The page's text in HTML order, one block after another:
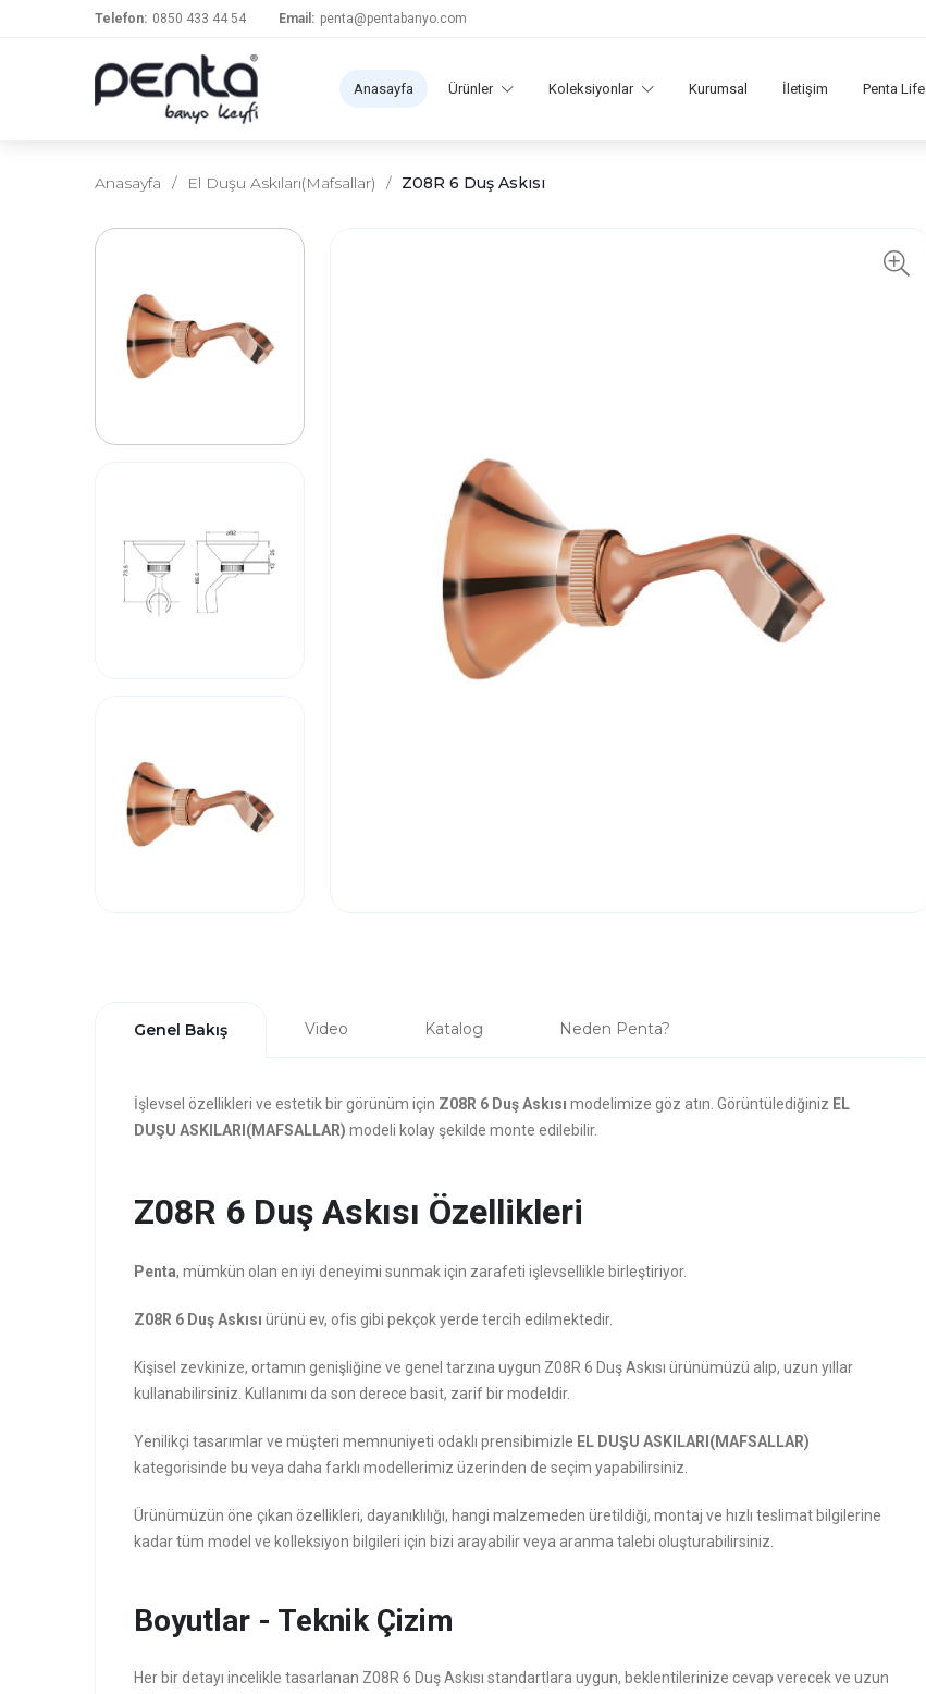
Telefon: 0850 433 44 54 Email: penta@pentabanyo.com
Anasayfa Ürünler Koleksiyonlar Kurumsal İletişim Penta Life
Anasayfa / El Duşu Askıları(Mafsallar) / Z08R 6 Duş Askısı
Genel Bakış Video Katalog Neden Penta?
İşlevsel özellikleri ve estetik bir görünüm için Z08R 6 Duş Askısı modelimize göz atın. Görüntülediğiniz EL
DUŞU ASKILARI(MAFSALLAR) modeli kolay şekilde monte edilebilir.
Z08R 6 Duş Askısı Özellikleri
Penta, mümkün olan en iyi deneyimi sunmak için zarafeti işlevsellikle birleştiriyor.
Z08R 6 Duş Askısı ürünü ev, ofis gibi pekçok yerde tercih edilmektedir.
Kişisel zevkinize, ortamın genişliğine ve genel tarzına uygun Z08R 6 Duş Askısı ürünümüzü alıp, uzun yıllar
kullanabilirsiniz. Kullanımı da son derece basit, zarif bir modeldir.
Yenilikçi tasarımlar ve müşteri memnuniyeti odaklı prensibimizle EL DUŞU ASKILARI(MAFSALLAR)
kategorisinde bu veya daha farklı modellerimiz üzerinden de seçim yapabilirsiniz.
Ürünümüzün öne çıkan özellikleri, dayanıklılığı, hangi malzemeden üretildiği, montaj ve hızlı teslimat bilgilerine
kadar tüm model ve kolleksiyon bilgileri için bizi arayabilir veya aranma talebi oluşturabilirsiniz.
Boyutlar - Teknik Çizim
Her bir detayı incelikle tasarlanan Z08R 6 Duş Askısı standartlara uygun, beklentilerinize cevap verecek ve uzun